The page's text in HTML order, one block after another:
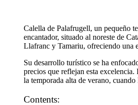
Calella de Palafrugell, un pequeño
encantador, situado al noreste de
Llafranc y Tamariu, ofreciendo una
Su desarrollo turístico se ha
precios que reflejan esta excelencia.
la temporada alta de verano,
Contents: